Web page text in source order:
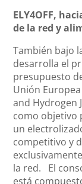
ELY4OFF,
de la red y
También bajo
desarrolla el
presupuesto
Unión
and Hydrogen
como objetivo
un
competitivo y
la red. El
está